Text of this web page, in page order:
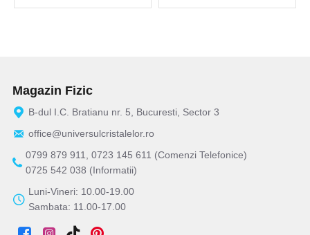
Magazin Fizic
B-dul I.C. Bratianu nr. 5, Bucuresti, Sector 3
office@universulcristalelor.ro
0799 879 911, 0723 145 611 (Comenzi Telefonice)
0725 542 038 (Informatii)
Luni-Vineri: 10.00-19.00
Sambata: 11.00-17.00